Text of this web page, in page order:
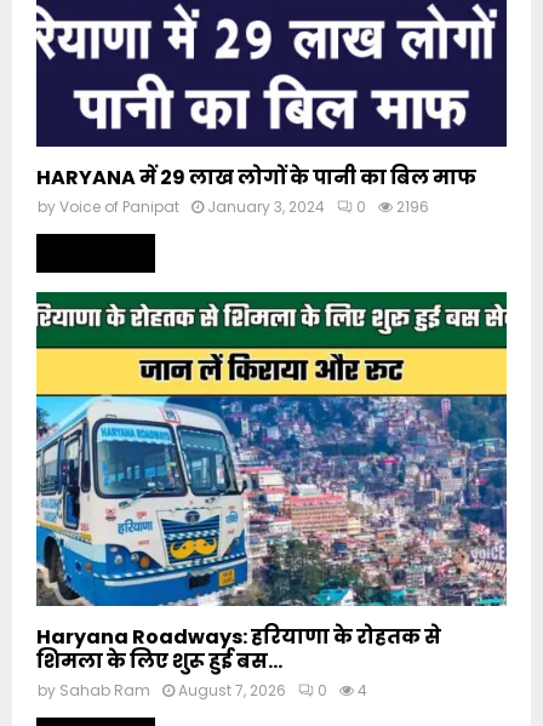
HARYANA में 29 लाख लोगों के पानी का बिल माफ
byVoice of Panipat January 3, 2024 0 2196
Haryana Roadways: हरियाणा के रोहतक से
शिमला के लिए शुरू हुई बस...
by Sahab Ram August 7, 2026 0 4